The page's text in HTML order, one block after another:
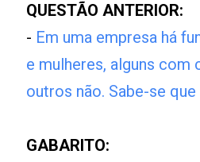
QUESTÃO ANTERIOR:
- Em uma empresa há
e mulheres, alguns com
outros não. Sabe-se que
GABARITO: